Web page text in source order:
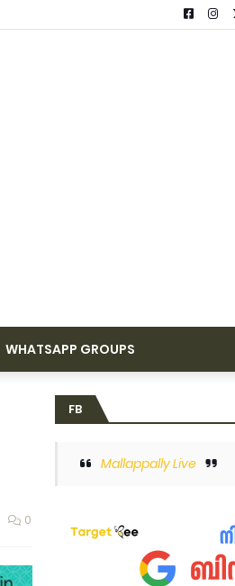
WHATSAPP GROUPS
0
FB
Mallappally Live